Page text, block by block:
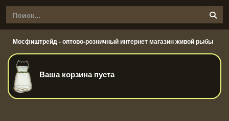
Мосфиштрейд - оптово-розничный интернет магазин живой рыбы
Ваша корзина пуста